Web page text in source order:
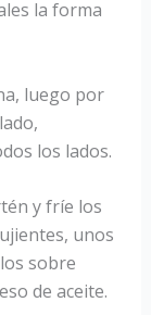
la forma
luego por
los lados.
y fríe los
unos
sobre
de aceite.